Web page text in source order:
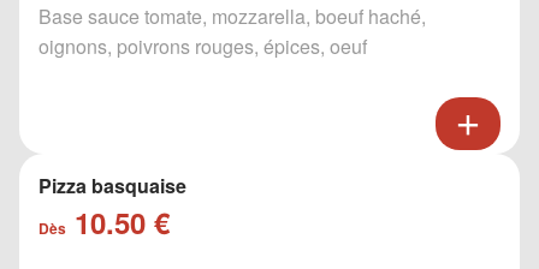
Base sauce tomate, mozzarella, boeuf haché,
oignons, poivrons rouges, épices, oeuf
Pizza basquaise
Dès 10.50 €